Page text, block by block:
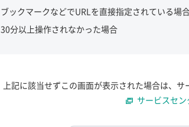
ブックマークなどでURLを直接指定されている場
30分以上操作されなかった場合
上記に該当せずこの画面が表示された場合は、
サービスセ